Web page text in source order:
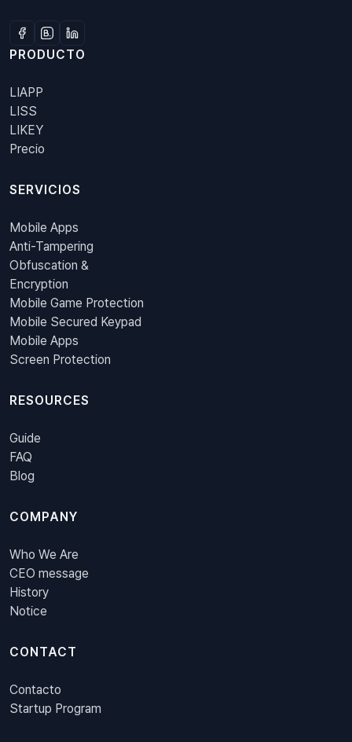
PRODUCTO
LIAPP
LISS
LIKEY
Precio
SERVICIOS
Mobile Apps
Anti-Tampering
Obfuscation &
Encryption
Mobile Game Protection
Mobile Secured Keypad
Mobile Apps
Screen Protection
RESOURCES
Guide
FAQ
Blog
COMPANY
Who We Are
CEO message
History
Notice
CONTACT
Contacto
Startup Program